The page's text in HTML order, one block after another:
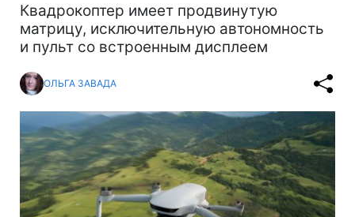
Квадрокоптер имеет продвинутую
матрицу, исключительную автономность
и пульт со встроенным дисплеем
ОЛЬГА ЗАВАДА